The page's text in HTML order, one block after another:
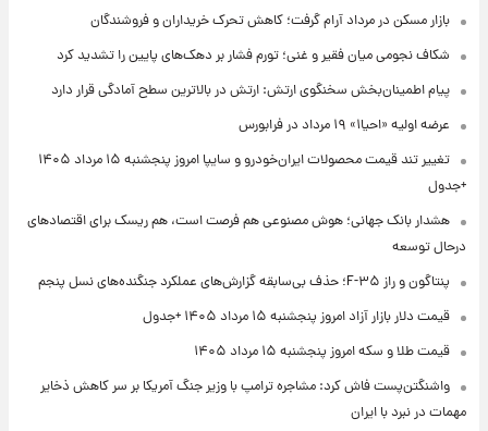
بازار مسکن در مرداد آرام گرفت؛ کاهش تحرک خریداران و فروشندگان
شکاف نجومی میان فقیر و غنی؛ تورم فشار بر دهک‌های پایین را تشدید کرد
پیام اطمینان‌بخش سخنگوی ارتش: ارتش در بالاترین سطح آمادگی قرار دارد
عرضه اولیه «احیا۱» ۱۹ مرداد در فرابورس
تغییر تند قیمت محصولات ایران‌خودرو و سایپا امروز پنجشنبه ۱۵ مرداد ۱۴۰۵
+جدول
هشدار بانک جهانی؛ هوش مصنوعی هم فرصت است، هم ریسک برای اقتصادهای
درحال توسعه
پنتاگون و راز F-۳۵؛ حذف بی‌سابقه گزارش‌های عملکرد جنگنده‌های نسل پنجم
قیمت دلار بازار آزاد امروز پنجشنبه ۱۵ مرداد ۱۴۰۵ +جدول
قیمت طلا و سکه امروز پنجشنبه ۱۵ مرداد ۱۴۰۵
واشنگتن‌پست فاش کرد: مشاجره ترامپ با وزیر جنگ آمریکا بر سر کاهش ذخایر
مهمات در نبرد با ایران